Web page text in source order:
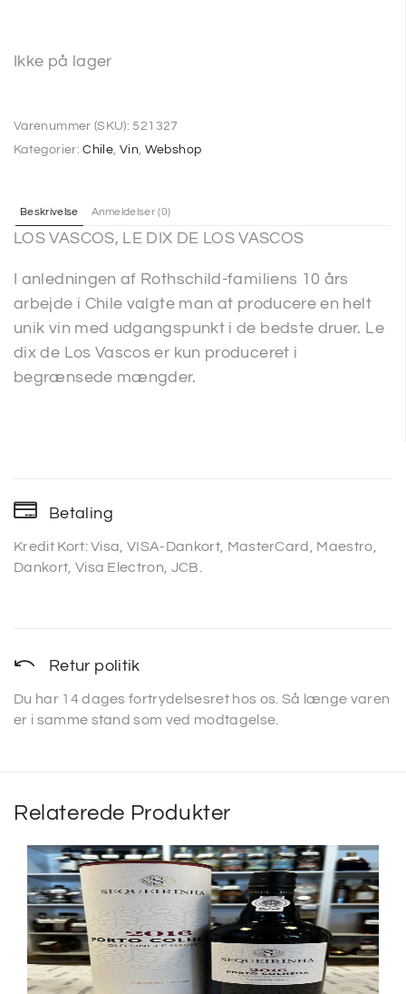
Ikke på lager
Varenummer (SKU): 521327
Kategorier:Chile, Vin, Webshop
Beskrivelse Anmeldelser (0)
LOS VASCOS, LE DIX DE LOS VASCOS
I anledningen af Rothschild-familiens 10 års
arbejde i Chile valgte man at producere en helt
unik vin med udgangspunkt i de bedste druer. Le
dix de Los Vascos er kun produceret i
begrænsede mængder.
Betaling
Kredit Kort: Visa, VISA-Dankort, MasterCard, Maestro,
Dankort, Visa Electron, JCB.
Retur politik
Du har 14 dages fortrydelsesret hos os. Så længe varen
er i samme stand som ved modtagelse.
Relaterede Produkter